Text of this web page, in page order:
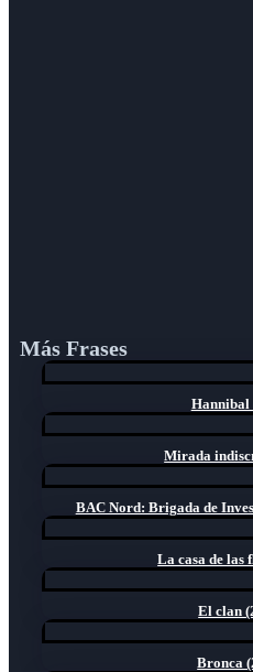
Más Frases
Hannibal
Mirada
BAC Nord: Brigada de
La casa de las
El clan
Bronca